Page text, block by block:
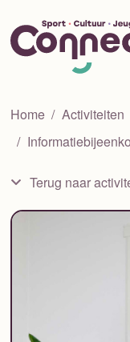
Home
Activiteiten
Terug naar